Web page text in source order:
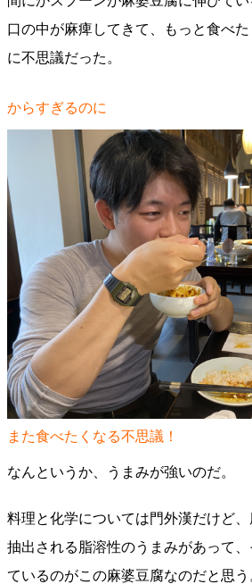
口の中が麻痺してきて、もっと食べ
に不思議だった。
からすぎるのに
また食べたくなる不思議！
なんというか、うまみが強いのだ。
料理と化学については門外漢だけど
抽出される脂溶性のうまみがあって
ているのがこの麻婆豆腐なのだと思う